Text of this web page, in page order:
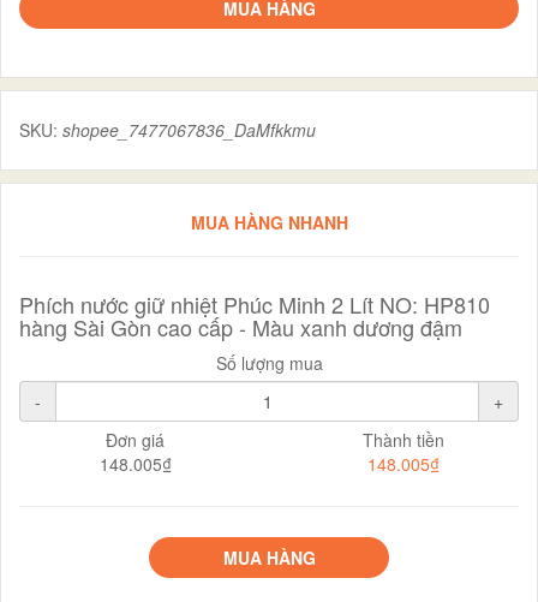
MUA HÀNG
SKU: shopee_7477067836_DaMfkkmu
MUA HÀNG NHANH
Phích nước giữ nhiệt Phúc Minh 2 Lít NO: HP810
hàng Sài Gòn cao cấp - Màu xanh dương đậm
Số lượng mua
-
+
Đơn giá
148.005₫
Thành tiền
148.005₫
MUA HÀNG